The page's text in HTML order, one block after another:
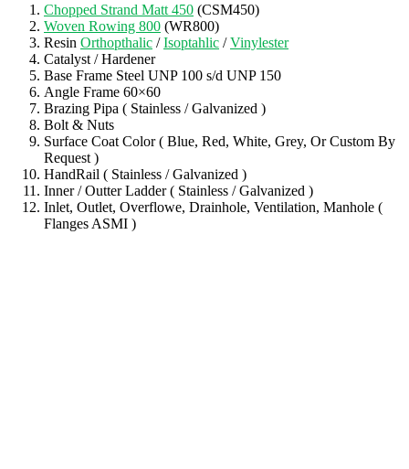
Chopped Strand Matt 450 (CSM450)
Woven Rowing 800 (WR800)
Resin Orthopthalic /Isoptahlic /Vinylester
Catalyst / Hardener
Base Frame Steel UNP 100 s/d UNP 150
Angle Frame 60×60
Brazing Pipa ( Stainless / Galvanized )
Bolt & Nuts
Surface Coat Color ( Blue, Red, White, Grey, Or Custom By
Request )
HandRail ( Stainless / Galvanized )
Inner / Outter Ladder ( Stainless / Galvanized )
Inlet, Outlet, Overflowe, Drainhole, Ventilation, Manhole (
Flanges ASMI )